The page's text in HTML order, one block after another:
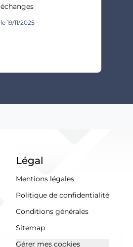
échanges
le 19/11/2025
Légal
Mentions légales
Politique de confidentialité
Conditions générales
Sitemap
Gérer mes cookies